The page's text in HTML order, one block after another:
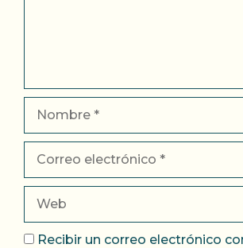
electrónico
Recibir un correo electrónico